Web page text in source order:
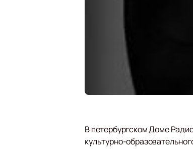
В петербургском Доме
культурно-